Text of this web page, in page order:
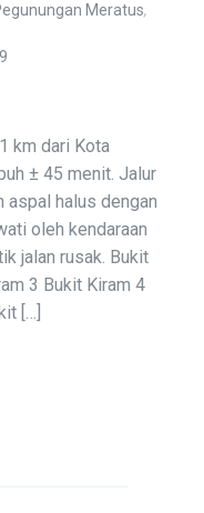
Meratus,
km dari Kota
± 45 menit. Jalur
aspal halus dengan
oleh kendaraan
jalan rusak. Bukit
3 Bukit Kiram 4
[…]